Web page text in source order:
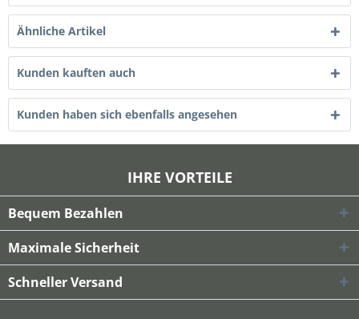
Ähnliche Artikel
Kunden kauften auch
Kunden haben sich ebenfalls angesehen
IHRE VORTEILE
Bequem Bezahlen
Maximale Sicherheit
Schneller Versand